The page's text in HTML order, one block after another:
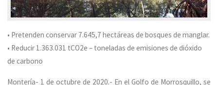
• Pretenden conservar 7.645,7 hectáreas de bosques de manglar.
• Reducir 1.363.031 tCO2e – toneladas de emisiones de dióxido
de carbono
Montería- 1 de octubre de 2020.- En el Golfo de Morrosquillo, se